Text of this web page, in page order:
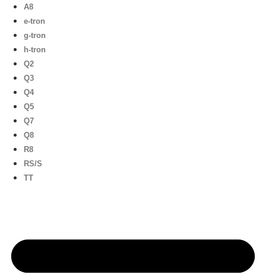
A8
e-tron
g-tron
h-tron
Q2
Q3
Q4
Q5
Q7
Q8
R8
RS/S
TT